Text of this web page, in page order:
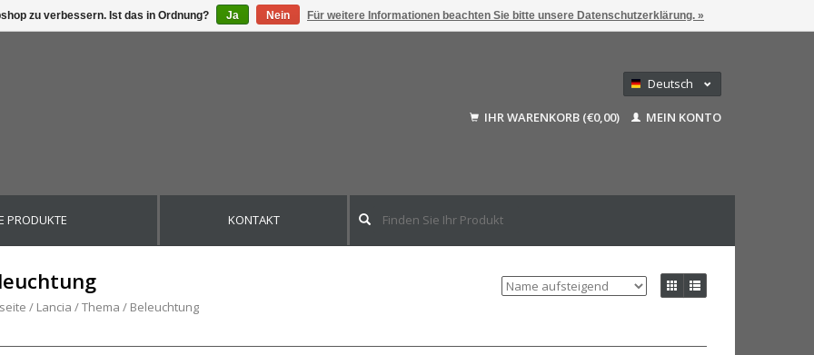
Deutsch
Français
IHR WARENKORB (€0,00) MEIN KONTO
PRODUKTE KONTAKT
/ Lancia /Thema / Beleuchtung
zu verbessern. Ist das in Ordnung? Ja Nein Für weitere Informationen beachten Sie bitte unsere Datenschutzerklärung. »